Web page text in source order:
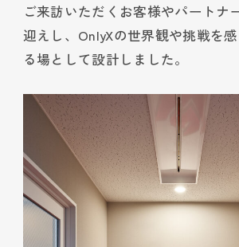
ご来訪いただくお客様やパートナ
迎えし、OnlyXの世界観や挑戦を
る場として設計しました。